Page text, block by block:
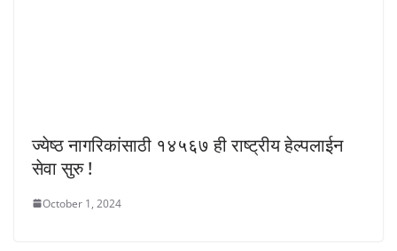
ज्येष्ठ नागरिकांसाठी १४५६७ ही राष्ट्रीय हेल्पलाईन
सेवा सुरु !
October 1, 2024